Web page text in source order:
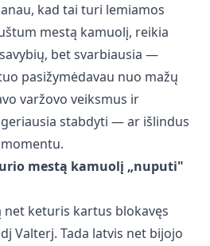
kad tai turi lemiamos
mestą kamuolį, reikia
bet svarbiausia —
pasižymėdavau nuo mažų
varžovo veiksmus ir
stabdyti — ar išlindus
mestą kamuolį „nuputi"
keturis kartus blokavęs
Valterj. Tada latvis net bijojo